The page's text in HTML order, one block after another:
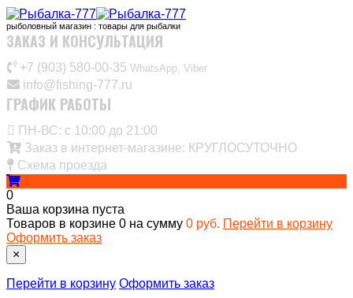
рыболовный магазин : товары для рыбалки
ЗАКАЗ И КОНСУЛЬТАЦИЯ
+7 (903) 580-00-35‬ WhatsApp, Viber
info@fishing-777.ru
ГРАФИК РАБОТЫ
ПН-ВС: с 10:00 до 21:00
Заказ в интернет-магазине: КРУГЛОСУТОЧНО
Схема проезда
0
Ваша корзина пуста
Товаров в корзине 0 на сумму 0 руб. Перейти в корзину
Оформить заказ
×
Перейти в корзину Оформить заказ